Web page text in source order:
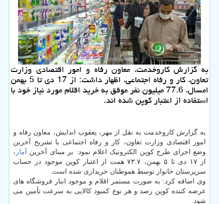
به گزارش کاروخدمت، معاون رفاه و امور اقتصادی وزارت
تعاون، کار و رفاه اجتماعی، اظهار داشت: از 17 دی تا 5 بهمن
امسال، 77.6 میلیون نفر موفق به خرید اقلام مورد نیاز خود با
استفاده از اعتبار کوپن شده اند.
به گزارش کاروخدمت به نقل از مهر، یعقوب اندایش، معاون رفاه و
امور اقتصادی وزارت تعاون، کار و رفاه اجتماعی با تشریح آخرین
وضع اجرای طرح کوپن الکترونیک اعلام نمود: بر مبنای آخرین
آمار ،
از ۱۷ دی تا ۵ بهمن، ۷۳.۷ همت از اعتبار کوپن موجود در حساب
سرپرستان خانوار توسط هموطنان خریداری شده است.
وی اضافه کرد: به صورت مستمر اقلام و موجود انبار فروشگاه های
عرضه کننده کوپن رصد و هر نوع کمبود کالایی به سرعت تأمین می
شود.